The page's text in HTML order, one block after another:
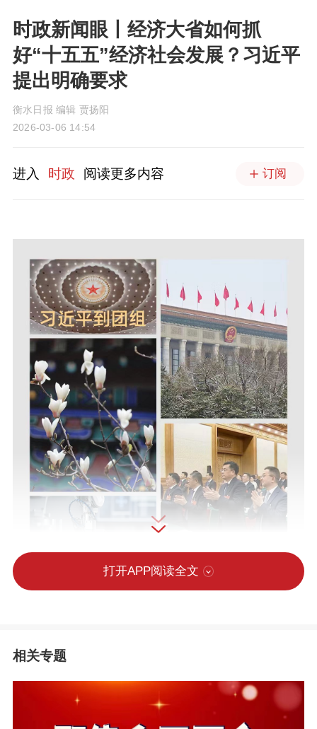
时政新闻眼丨经济大省如何抓
好“十五五”经济社会发展？习近平
提出明确要求
衡水日报 编辑 贾扬阳
2026-03-06 14:54
进入 时政 阅读更多内容 订阅
飞雪迎春到，惊蛰万物生。十四届全国人
打开APP阅读全文
相关专题